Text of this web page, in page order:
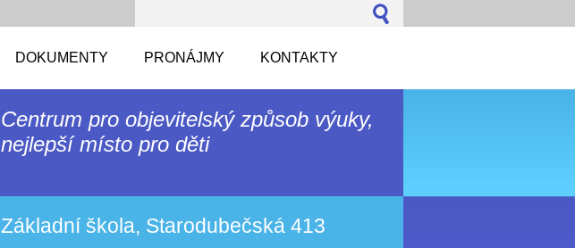
DOKUMENTY PRONÁJMY KONTAKTY
Centrum pro objevitelský způsob výuky,
nejlepší místo pro děti
Základní škola, Starodubečská 413